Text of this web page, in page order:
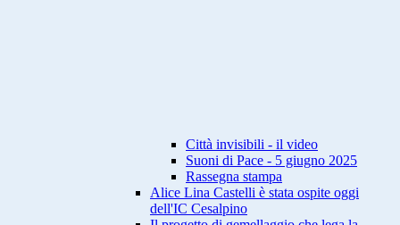
Città invisibili - il video
Suoni di Pace - 5 giugno 2025
Rassegna stampa
Alice Lina Castelli è stata ospite oggi
dell'IC Cesalpino